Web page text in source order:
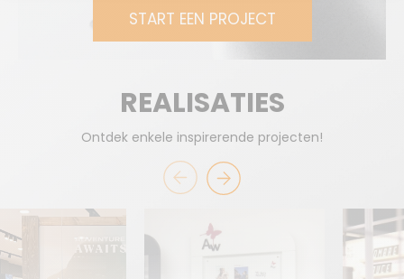
START EEN PROJECT
REALISATIES
Ontdek enkele inspirerende projecten!